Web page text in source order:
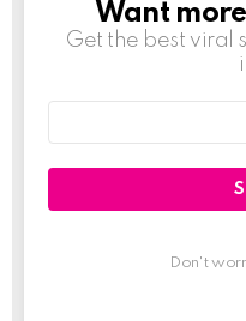
NEWSLETTER
Want
Get the best viral
Don't